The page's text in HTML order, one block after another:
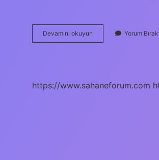
Devamını okuyun
Kurdu
Yorum Bırak
https://www.sahaneforum.com